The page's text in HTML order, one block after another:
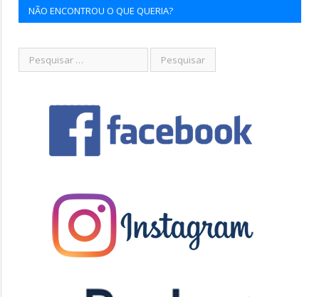
NÃO ENCONTROU O QUE QUERIA?